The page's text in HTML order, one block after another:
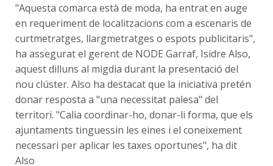
"Aquesta comarca està de moda, ha entrat en auge
en requeriment de localitzacions com a escenaris de
curtmetratges, llargmetratges o espots publicitaris",
ha assegurat el gerent de NODE Garraf, Isidre Also,
aquest dilluns al migdia durant la presentació del
nou clúster. Also ha destacat que la iniciativa pretén
donar resposta a "una necessitat palesa" del
territori. "Calia coordinar-ho, donar-li forma, que els
ajuntaments tinguessin les eines i el coneixement
necessari per aplicar les taxes oportunes", ha dit
Also